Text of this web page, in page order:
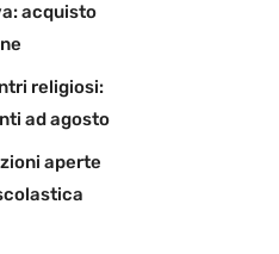
acquisto
religiosi:
ad agosto
aperte